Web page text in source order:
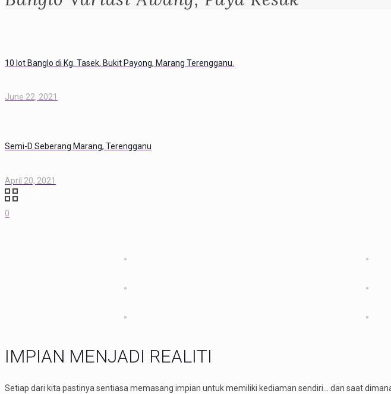
10 lot Banglo di Kg. Tasek, Bukit Payong, Marang Terengganu.
June 22, 2021
Semi-D Seberang Marang, Terengganu
April 20, 2021
0
IMPIAN MENJADI REALITI
Setiap dari kita pastinya sentiasa memasang impian untuk memiliki kediaman sendiri... dan saat